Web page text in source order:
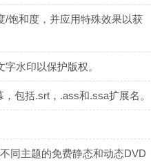
/饱和度，并应用特殊效果以获
水印以保护版权。
包括.srt，.ass和.ssa扩展名。
同主题的免费静态和动态DVD